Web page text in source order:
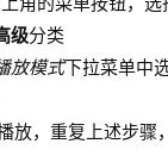
级分类
放模式下拉菜单中
放，重复上述步骤